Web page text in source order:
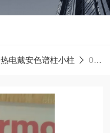
热电戴安色谱柱小柱 052960热电戴安色谱柱小柱